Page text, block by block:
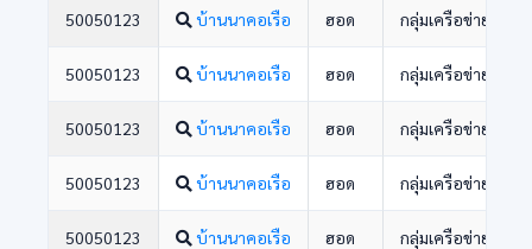
50050123 บ้านนาคอเรือ ฮอด กลุ่มเครือข่ายพัฒน
50050123 บ้านนาคอเรือ ฮอด กลุ่มเครือข่ายพัฒน
50050123 บ้านนาคอเรือ ฮอด กลุ่มเครือข่ายพัฒน
50050123 บ้านนาคอเรือ ฮอด กลุ่มเครือข่ายพัฒน
50050123 บ้านนาคอเรือ ฮอด กลุ่มเครือข่ายพัฒน